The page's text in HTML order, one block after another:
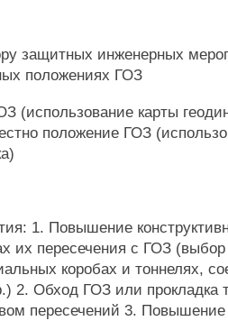
защитных инженерных
положениях ГОЗ
(использование карты
положение ГОЗ
1. Повышение
их пересечения с ГОЗ
коробах и тоннелях,
2. Обход ГОЗ или прокладка
пересечений 3. Повышение